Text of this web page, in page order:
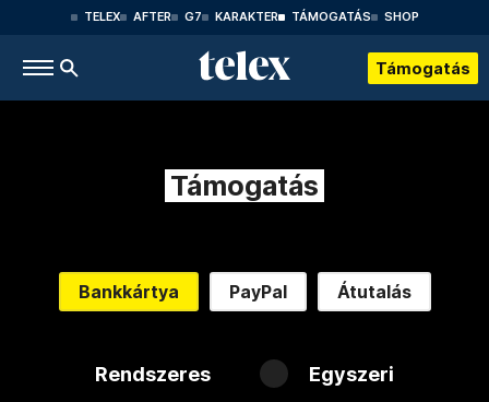
TELEX AFTER G7 KARAKTER TÁMOGATÁS SHOP
Támogatás
Támogatás
Bankkártya PayPal Átutalás
Rendszeres Egyszeri